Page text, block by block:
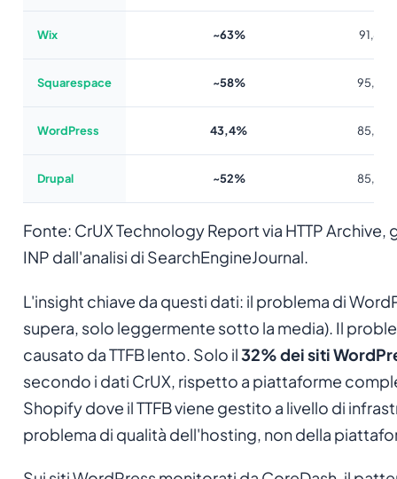
Wix ~63% 91,8%
Squarespace ~58% 95,9%
WordPress 43,4% 85,9%
Drupal ~52% 85,5%
Fonte: CrUX Technology Report via HTTP
INP dall'analisi di SearchEngineJournal.
L'insight chiave da questi dati: il problema di
supera, solo leggermente sotto la media). Il
causato da TTFB lento. Solo il32% dei siti
secondo i dati CrUX, rispetto a piattaforme
Shopify dove il TTFB viene gestito a livello di
problema di qualità dell'hosting, non della